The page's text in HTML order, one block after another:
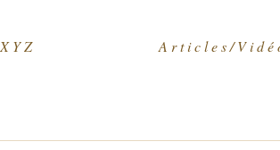
X Y Z A r t i c l e s / V i d é